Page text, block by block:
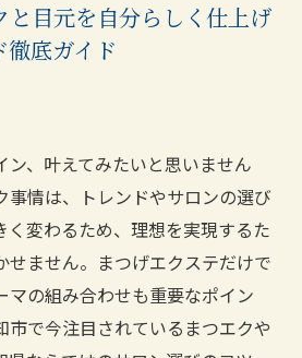
と目元を自分らしく仕上げ
徹底ガイド
ン、叶えてみたいと思いません
事情は、トレンドやサロンの選び
く変わるため、理想を実現するた
せません。まつげエクステだけで
マの組み合わせも重要なポイン
市で今注目されているまつエクや